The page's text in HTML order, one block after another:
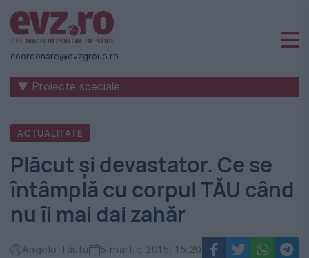
Știri
naționale
internaționale
România
-
Evenimentul
Zilei
coordonare@evzgroup.ro
▼ Proiecte speciale
ACTUALITATE
Plăcut şi devastator. Ce se
întâmplă cu corpul TĂU când
nu îi mai dai zahăr
Angelo Tăutu 5 martie 2015, 15:20